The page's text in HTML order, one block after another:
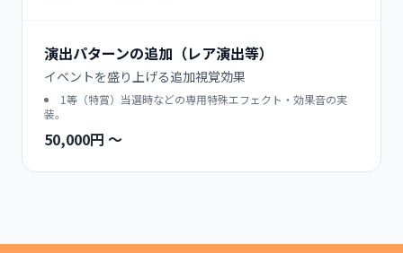
演出パターンの追加（レア演出等）
イベントを盛り上げる追加視覚効果
1等（特賞）当選時などの専用特殊エフェクト・効果音の実
装。
50,000円 〜